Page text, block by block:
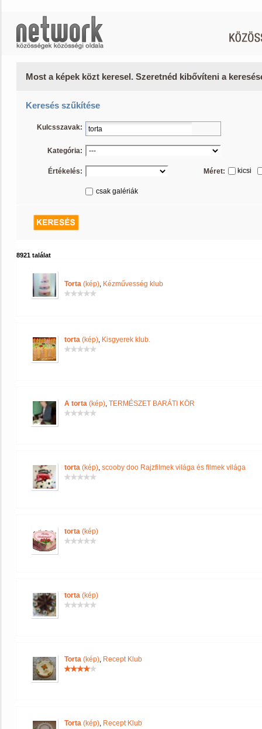
Most a képek közt keresel. Szeretnéd kibővíteni a
Keresés szűkítése
Kulcsszavak:
Kategória:
Értékelés: Méret: kicsi
csak galériák
8921 találat
Torta (kép), Kézművesség klub
torta (kép), Kisgyerek klub.
A torta (kép), TERMÉSZET BARÁTI KÖR
torta (kép), scooby doo Rajzfilmek világa és filmek világa
torta (kép)
torta (kép)
Torta (kép), Recept Klub
Torta (kép), Recept Klub